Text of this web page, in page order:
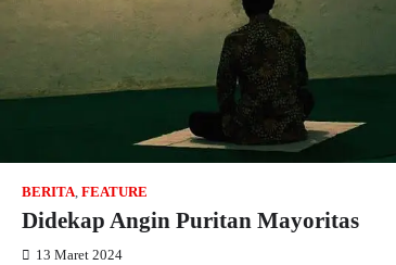
BERITA, FEATURE
Didekap Angin Puritan Mayoritas
13 Maret 2024